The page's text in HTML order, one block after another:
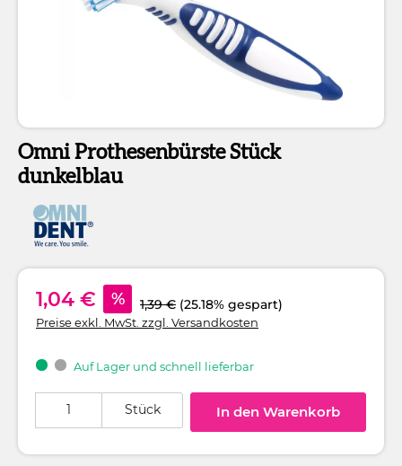
Omni Prothesenbürste Stück
dunkelblau
1,04 € % 1,39 € (25.18% gespart)
Preise exkl. MwSt. zzgl. Versandkosten
Auf Lager und schnell lieferbar
Stück In den Warenkorb